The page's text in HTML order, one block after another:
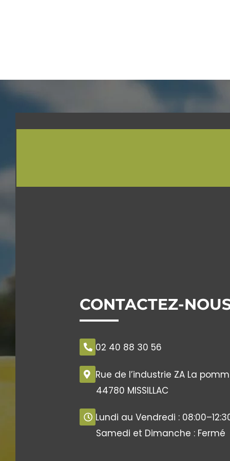
CONTACTEZ-
02 40 88 30 56
Rue de l’industrie ZA La
44780 MISSILLAC
Lundi au Vendredi :
Samedi et Dimanche : Fermé